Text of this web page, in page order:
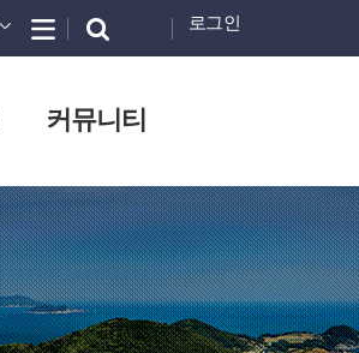
로그인
커뮤니티